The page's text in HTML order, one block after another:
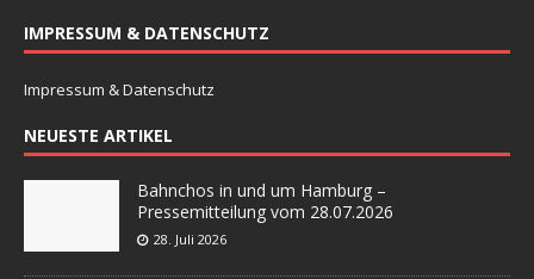
IMPRESSUM & DATENSCHUTZ
Impressum & Datenschutz
NEUESTE ARTIKEL
Bahnchos in und um Hamburg –
Pressemitteilung vom 28.07.2026
28. Juli 2026